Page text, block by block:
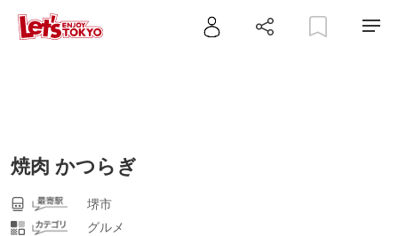
焼肉 かつらぎ
堺市
グルメ